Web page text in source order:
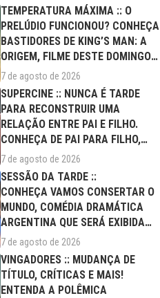
TEMPERATURA MÁXIMA :: O
PRELÚDIO FUNCIONOU? CONHEÇA
BASTIDORES DE KING’S MAN: A
ORIGEM, FILME DESTE DOMINGO
(09/08)
7 de agosto de 2026
SUPERCINE :: NUNCA É TARDE
PARA RECONSTRUIR UMA
RELAÇÃO ENTRE PAI E FILHO.
CONHEÇA DE PAI PARA FILHO,
FILME DESTE...
7 de agosto de 2026
SESSÃO DA TARDE ::
CONHEÇA VAMOS CONSERTAR O
MUNDO, COMÉDIA DRAMÁTICA
ARGENTINA QUE SERÁ EXIBIDA
NESTA SEXTA (07/08)
7 de agosto de 2026
VINGADORES :: MUDANÇA DE
TÍTULO, CRÍTICAS E MAIS!
ENTENDA A POLÊMICA